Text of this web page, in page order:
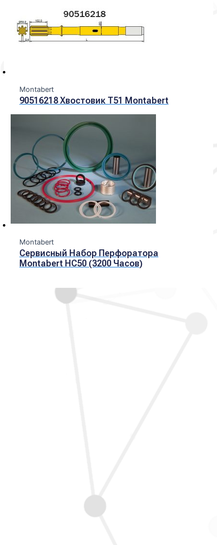
Montabert
90516218 Хвостовик Т51 Montabert
Montabert
Сервисный Набор Перфоратора
Montabert HC50 (3200 Часов)